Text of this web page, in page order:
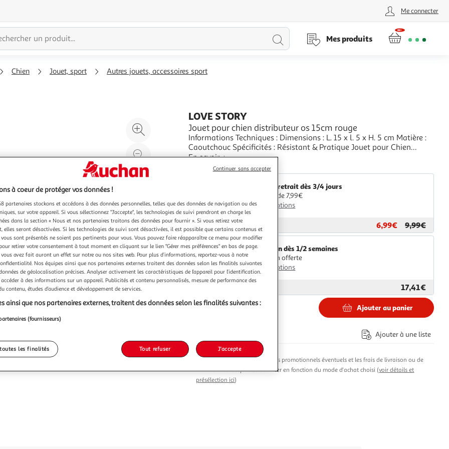
Me connecter
Lancer
Mes produits
Chien Jouet, sport Autres jouets, accessoires sport
Agrandir
l'illustration
à
200%
Réduire
l'illustration
à
%
Partager
produit
LOVE STORY
Jouet pour chien distributeur os 15cm rouge
Informations Techniques : Dimensions : L. 15 x l. 5 x H. 5 cm Matière :
Caoutchouc Spécificités : Résistant & Pratique Jouet pour Chien
Forme Os Distributeur de Croquettes & Friandises Idéal pour
s'Occuper & se Régaler Développe la Mâche & Préserve l'Hygiène
Bucco Dentaire Poids : 0,126 kg Couleur
En savoir +
Vendu parParis Prix
Livr. ou retrait dès 3/4 jours
A partir de 7,99€
Plus d'options
Vendu parParis Prix 6,99€ 9,99€
Livraison dès 1/2 semaines
Livraison offerte
Plus d'options
17,41€
-30 %
Ajouter au panier
Ajouter à une liste
Le prix du produit, les avantages promotionnels éventuels et les frais de livraison ou de
retrait sont susceptibles de varier en fonction du mode d'achat choisi (voir détails et
présélection ici)
à coeur de protéger vos données !
partenaires stockons et accédons à des données personnelles, telles que des données de navigation ou des
sur votre appareil. Si vous sélectionnez "J'accepte", les technologies de suivi prendront en charge les
dans la section « Nous et nos partenaires traitons des données pour fournir ». Si vous retirez votre
elles seront désactivées. Si les technologies de suivi sont désactivées, il est possible que certains contenus et
sont présentés ne soient pas pertinents pour vous. Vous pouvez faire réapparaître ce menu pour modifier
retirer votre consentement à tout moment en cliquant sur le lien "Gérer mes préférences" en bas de page.
vous avez fait auront un effet sur notre ou nos sites web. Pour plus d’informations, reportez-vous à notre
Nos équipes ainsi que nos partenaires externes traitent des données selon les finalités suivantes
de géolocalisation précises. Analyser activement les caractéristiques de l’appareil pour l’identification.
à des informations sur un appareil. Publicités et contenu personnalisés, mesure de performance des
contenu, études d’audience et développement de services.
ainsi que nos partenaires externes, traitent des données selon les finalités suivantes :
(fournisseurs)
les finalités Tout refuser J'accepte
Continuer sans accepter